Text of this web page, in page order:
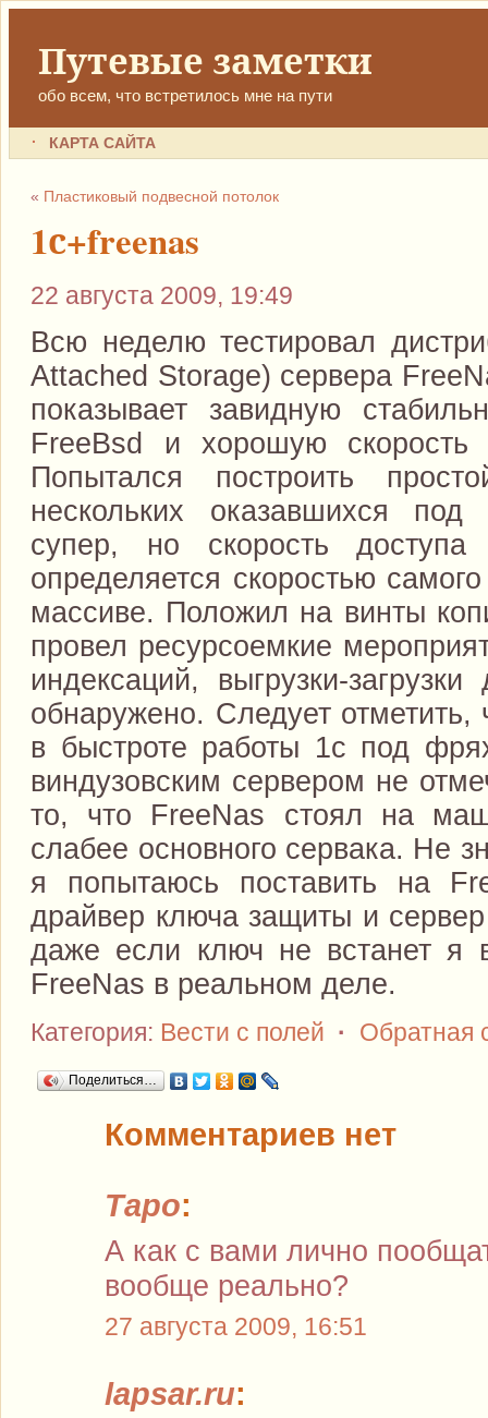
Путевые заметки
обо всем, что встретилось мне на пути
КАРТА САЙТА
« Пластиковый подвесной потолок
1с+freenas
22 августа 2009, 19:49
Всю неделю тестировал
Attached Storage) сервера
показывает завидную
FreeBsd и хорошую
Попытался построить
нескольких оказавшихся
супер, но скорость
определяется скоростью
массиве. Положил на винты
провел ресурсоемкие
индексаций, выгрузки-
обнаружено. Следует отметить,
в быстроте работы 1с под
виндузовским сервером не
то, что FreeNas стоял на
слабее основного сервака. Не
я попытаюсь поставить на
драйвер ключа защиты и
даже если ключ не встанет я
FreeNas в реальном деле.
Категория: Вести с полей · Обратная
Поделиться…
Комментариев нет
Таро:
А как с вами лично
вообще реально?
27 августа 2009, 16:51
lapsar.ru: